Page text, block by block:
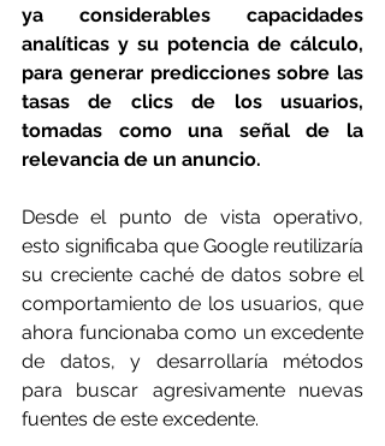
ya considerables capacidades
analíticas y su potencia de cálculo,
para generar predicciones sobre las
tasas de clics de los usuarios,
tomadas como una señal de la
relevancia de un anuncio.
Desde el punto de vista operativo,
esto significaba que Google reutilizaría
su creciente caché de datos sobre el
comportamiento de los usuarios, que
ahora funcionaba como un excedente
de datos, y desarrollaría métodos
para buscar agresivamente nuevas
fuentes de este excedente.